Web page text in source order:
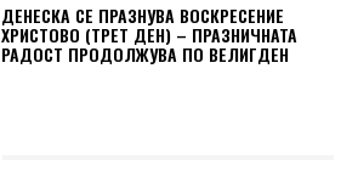
ДЕНЕСКА СЕ ПРАЗНУВА ВОСКРЕСЕНИЕ
ХРИСТОВО (ТРЕТ ДЕН) – ПРАЗНИЧНАТА
РАДОСТ ПРОДОЛЖУВА ПО ВЕЛИГДЕН